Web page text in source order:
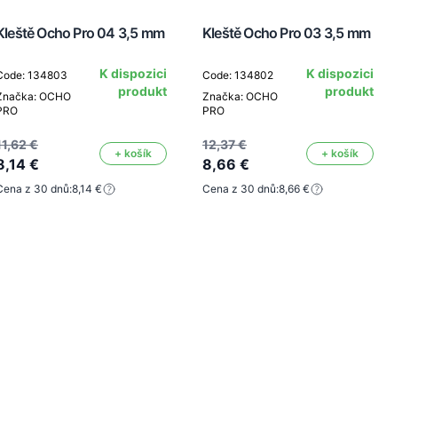
Ocho Pro 04 3,5 mm
134803
OCHO
K dispozici
produkt
€
€
+ košík
z 30 dnů:8,14 €
Kleště Ocho Pro 03 3,5 mm
Code: 134802
Značka: OCHO
PRO
K dispozici
produkt
12,37 €
8,66 €
+ košík
Cena z 30 dnů:8,66 €